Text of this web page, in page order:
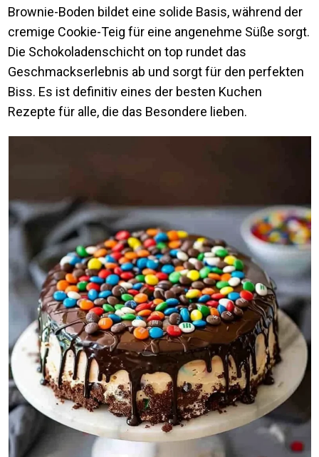
Brownie-Boden bildet eine solide Basis, während der
cremige Cookie-Teig für eine angenehme Süße sorgt.
Die Schokoladenschicht on top rundet das
Geschmackserlebnis ab und sorgt für den perfekten
Biss. Es ist definitiv eines der besten Kuchen
Rezepte für alle, die das Besondere lieben.